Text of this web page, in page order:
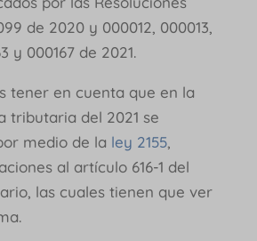
de 2020 y 000012, 000013,
y 000167 de 2021.
tener en cuenta que en la
tributaria del 2021 se
medio de la ley 2155,
al artículo 616-1 del
las cuales tienen que ver